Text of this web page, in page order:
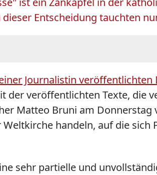
Entscheidung tauchten
Journalistin
der veröffentlichten Texte, die
Matteo Bruni am
handeln, auf die sich
sehr partielle und